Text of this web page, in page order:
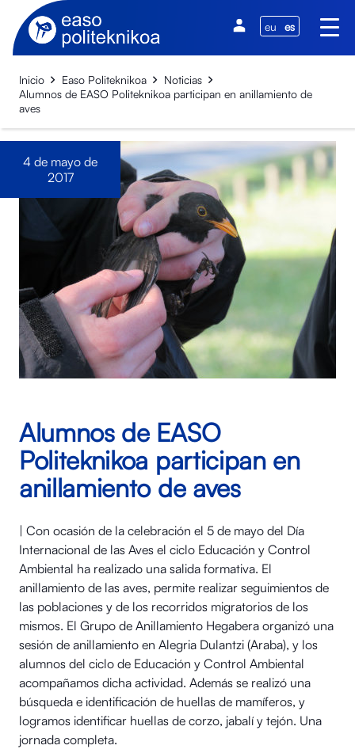
eu es
Inicio Easo Politeknikoa
Noticias
Alumnos de EASO Politeknikoa participan en anillamiento de
aves
4 de mayo de
2017
Alumnos de EASO
Politeknikoa participan en
anillamiento de aves
| Con ocasión de la celebración el 5 de mayo del Día
Internacional de las Aves el ciclo Educación y Control
Ambiental ha realizado una salida formativa. El
anillamiento de las aves, permite realizar seguimientos de
las poblaciones y de los recorridos migratorios de los
mismos. El Grupo de Anillamiento Hegabera organizó una
sesión de anillamiento en Alegria Dulantzi (Araba), y los
alumnos del ciclo de Educación y Control Ambiental
acompañamos dicha actividad. Además se realizó una
búsqueda e identificación de huellas de mamíferos, y
logramos identificar huellas de corzo, jabalí y tejón. Una
jornada completa.